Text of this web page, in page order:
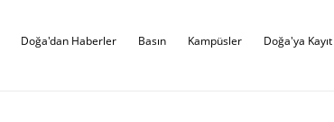
Doğa'dan Haberler Basın Kampüsler Doğa'ya Kayıt